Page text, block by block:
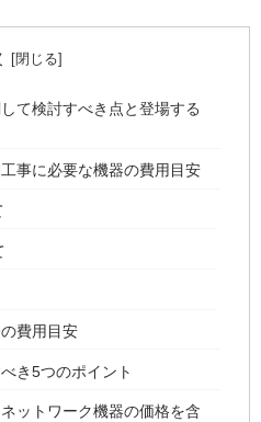
て検討すべき点と登場する
事に必要な機器の費用目安
費用目安
き5つのポイント
ットワーク機器の価格を含